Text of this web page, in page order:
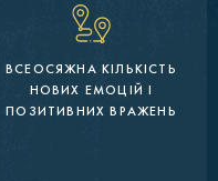
ВСЕОСЯЖНА КІЛЬКІСТЬ
НОВИХ ЕМОЦІЙ І
ПОЗИТИВНИХ ВРАЖЕНЬ